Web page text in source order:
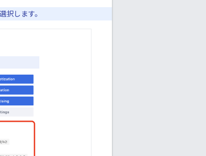
択します。